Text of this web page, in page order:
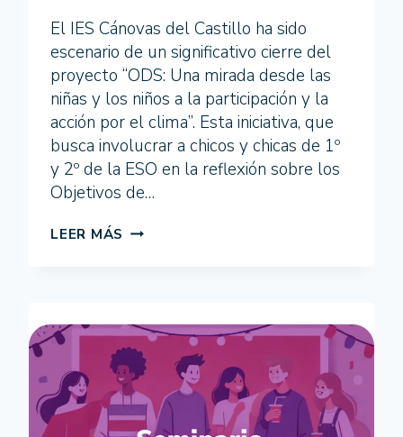
El IES Cánovas del Castillo ha sido
escenario de un significativo cierre del
proyecto “ODS: Una mirada desde las
niñas y los niños a la participación y la
acción por el clima”. Esta iniciativa, que
busca involucrar a chicos y chicas de 1º
y 2º de la ESO en la reflexión sobre los
Objetivos de…
LEER MÁS ESCOLARES
CASTILLO
ALZAN
LA
VOZ
POR
EL